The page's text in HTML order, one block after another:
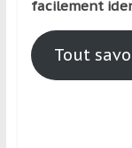
facilement
Tout